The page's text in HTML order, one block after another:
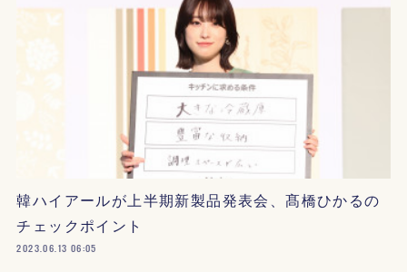
韓ハイアールが上半期新製品発表会、髙橋ひかるの
チェックポイント
2023.06.13 06:05